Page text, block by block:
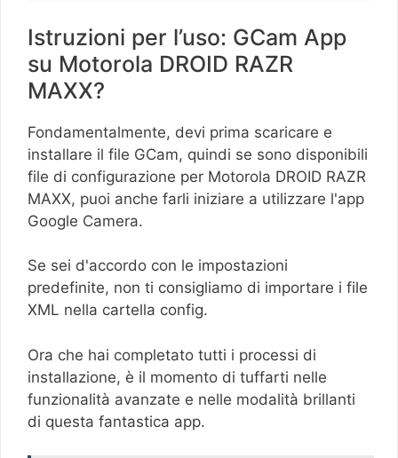
Istruzioni per l’uso: GCam App
su Motorola DROID RAZR
MAXX?
Fondamentalmente, devi prima scaricare e
installare il file GCam, quindi se sono disponibili
file di configurazione per Motorola DROID RAZR
MAXX, puoi anche farli iniziare a utilizzare l'app
Google Camera.
Se sei d'accordo con le impostazioni
predefinite, non ti consigliamo di importare i file
XML nella cartella config.
Ora che hai completato tutti i processi di
installazione, è il momento di tuffarti nelle
funzionalità avanzate e nelle modalità brillanti
di questa fantastica app.